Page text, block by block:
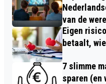
van de
Eigen
betaalt,
7 slimme
sparen (en